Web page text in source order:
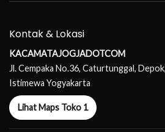
Kontak & Lokasi
KACAMATAJOGJADOTCOM
Jl. Cempaka No.36, Caturtunggal,
Istimewa Yogyakarta
Lihat Maps Toko 1